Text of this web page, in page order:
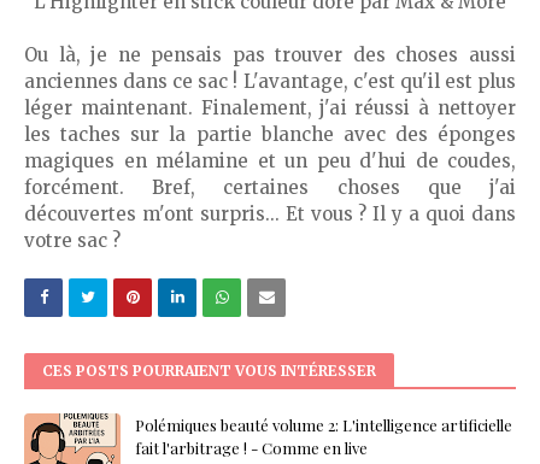
Ou là, je ne pensais pas trouver des choses aussi
anciennes dans ce sac ! L'avantage, c'est qu'il est plus
léger maintenant. Finalement, j'ai réussi à nettoyer
les taches sur la partie blanche avec des éponges
magiques en mélamine et un peu d'hui de coudes,
forcément. Bref, certaines choses que j'ai
découvertes m'ont surpris... Et vous ? Il y a quoi dans
votre sac ?
CES POSTS POURRAIENT VOUS INTÉRESSER
Polémiques beauté volume 2: L'intelligence artificielle
fait l'arbitrage ! - Comme en live